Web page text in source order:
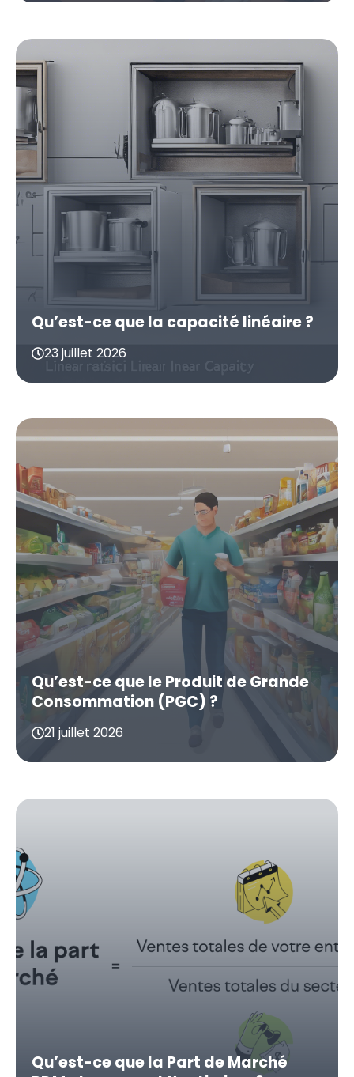
Qu’est-ce que la capacité linéaire ?
23 juillet 2026
Qu’est-ce que le Produit de Grande
Consommation (PGC) ?
21 juillet 2026
Qu’est-ce que la Part de Marché